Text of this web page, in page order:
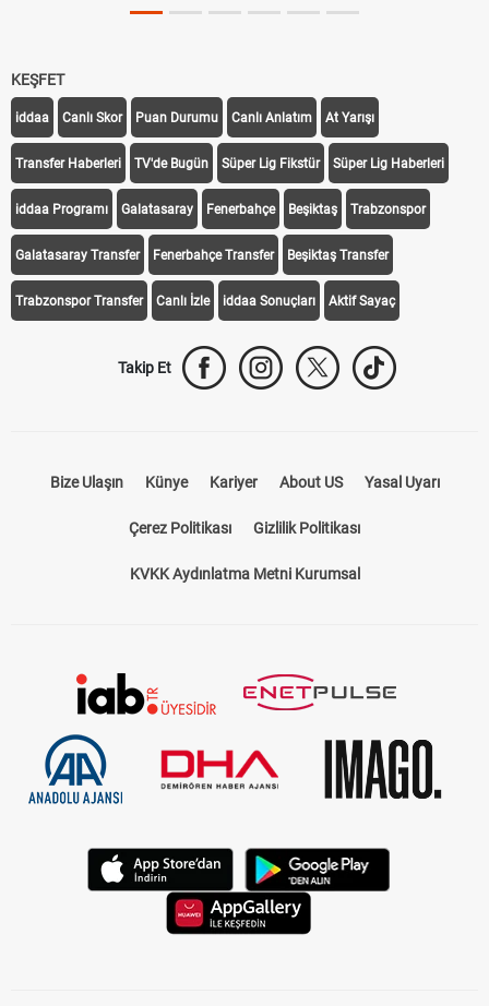
KEŞFET
iddaa Canlı Skor Puan Durumu Canlı Anlatım At Yarışı
Transfer Haberleri TV'de Bugün Süper Lig Fikstür Süper Lig Haberleri
iddaa Programı Galatasaray Fenerbahçe Beşiktaş Trabzonspor
Galatasaray Transfer Fenerbahçe Transfer Beşiktaş Transfer
Trabzonspor Transfer Canlı İzle iddaa Sonuçları Aktif Sayaç
Takip Et
Bize Ulaşın Künye Kariyer About US Yasal Uyarı
Çerez Politikası Gizlilik Politikası
KVKK Aydınlatma Metni Kurumsal